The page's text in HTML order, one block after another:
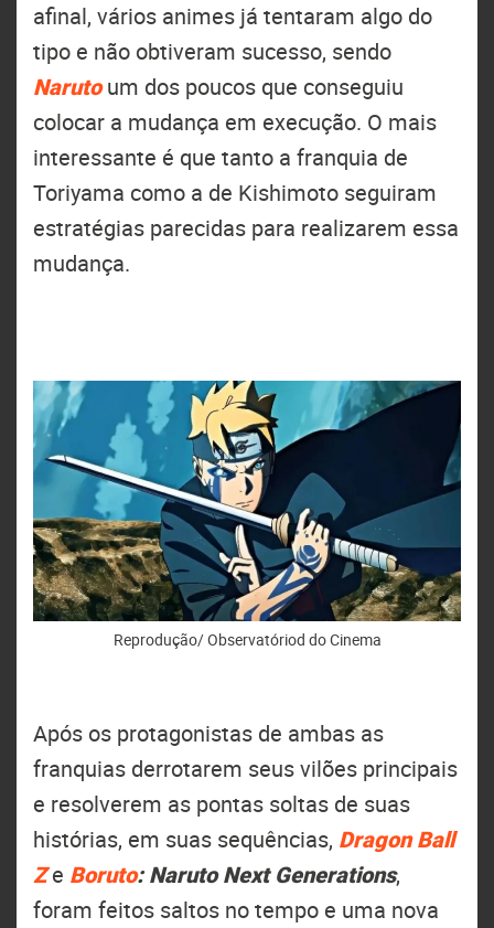
afinal, vários animes já tentaram algo do
tipo e não obtiveram sucesso, sendo
Naruto um dos poucos que conseguiu
colocar a mudança em execução. O mais
interessante é que tanto a franquia de
Toriyama como a de Kishimoto seguiram
estratégias parecidas para realizarem essa
mudança.
Reprodução/ Observatóriod do Cinema
Após os protagonistas de ambas as
franquias derrotarem seus vilões principais
e resolverem as pontas soltas de suas
histórias, em suas sequências, Dragon Ball
Z e Boruto: Naruto Next Generations,
foram feitos saltos no tempo e uma nova